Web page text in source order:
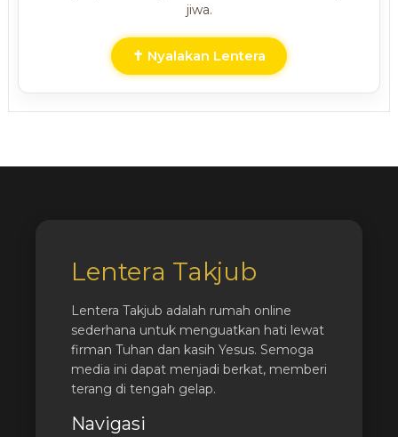
jiwa.
✝ Nyalakan Lentera
Lentera Takjub
Lentera Takjub adalah rumah online
sederhana untuk menguatkan hati lewat
firman Tuhan dan kasih Yesus. Semoga
media ini dapat menjadi berkat, memberi
terang di tengah gelap.
Navigasi